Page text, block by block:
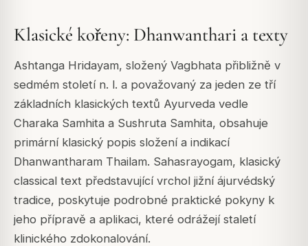
Klasické kořeny: Dhanwanthari a texty
Ashtanga Hridayam, složený Vagbhata přibližně v
sedmém století n. l. a považovaný za jeden ze tří
základních klasických textů Ayurveda vedle
Charaka Samhita a Sushruta Samhita, obsahuje
primární klasický popis složení a indikací
Dhanwantharam Thailam. Sahasrayogam, klasický
classical text představující vrchol jižní ájurvédský
tradice, poskytuje podrobné praktické pokyny k
jeho přípravě a aplikaci, které odrážejí staletí
klinického zdokonalování.